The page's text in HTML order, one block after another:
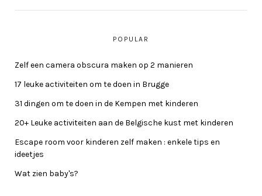
POPULAR
Zelf een camera obscura maken op 2 manieren
17 leuke activiteiten om te doen in Brugge
31 dingen om te doen in de Kempen met kinderen
20+ Leuke activiteiten aan de Belgische kust met kinderen
Escape room voor kinderen zelf maken : enkele tips en
ideetjes
Wat zien baby's?